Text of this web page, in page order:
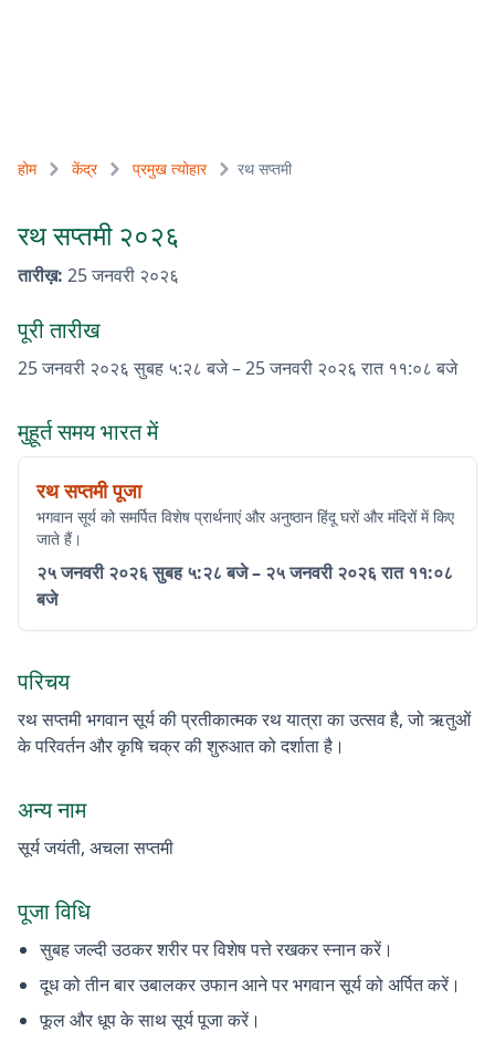
होम केंद्र प्रमुख त्योहार रथ सप्तमी
रथ सप्तमी २०२६
तारीख़: 25 जनवरी २०२६
पूरी तारीख
25 जनवरी २०२६ सुबह ५:२८ बजे–25 जनवरी २०२६ रात ११:०८ बजे
मुहूर्त समय भारत में
रथ सप्तमी पूजा
भगवान सूर्य को समर्पित विशेष प्रार्थनाएं और अनुष्ठान हिंदू घरों और मंदिरों में किए
जाते हैं।
२५ जनवरी २०२६ सुबह ५:२८ बजे– २५ जनवरी २०२६ रात ११:०८
बजे
परिचय
रथ सप्तमी भगवान सूर्य की प्रतीकात्मक रथ यात्रा का उत्सव है, जो ऋतुओं
के परिवर्तन और कृषि चक्र की शुरुआत को दर्शाता है।
अन्य नाम
सूर्य जयंती, अचला सप्तमी
पूजा विधि
सुबह जल्दी उठकर शरीर पर विशेष पत्ते रखकर स्नान करें।
दूध को तीन बार उबालकर उफान आने पर भगवान सूर्य को अर्पित करें।
फूल और धूप के साथ सूर्य पूजा करें।